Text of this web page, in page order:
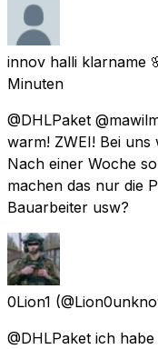
innov halli klarname
Minuten
@DHLPaket
warm! ZWEI! Bei
Nach einer Woche
machen das nur die
Bauarbeiter usw?
0Lion1
@DHLPaket ich